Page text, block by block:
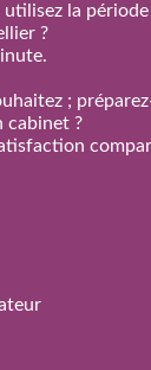
utilisez la
?
;
cabinet ?